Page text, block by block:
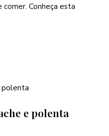
Conheça esta
e polenta